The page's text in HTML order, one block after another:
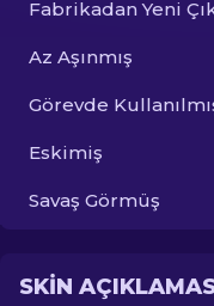
Diğer
Fabrikadan Yeni
Az Aşınmış
Görevde
Eskimiş
Savaş Görmüş
SKIN